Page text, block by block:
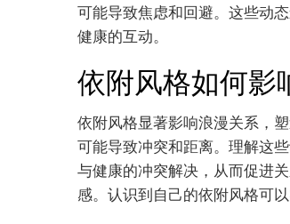
可能导致焦虑和回避。这些动
健康的互动。
依附风格如何影
依附风格显著影响浪漫关系，
可能导致冲突和距离。理解这
与健康的冲突解决，从而促进
感。认识到自己的依附风格可